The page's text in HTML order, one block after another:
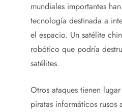
mundiales importantes
tecnología destinada a
el espacio. Un satélite
robótico que podría
satélites.
Otros ataques tienen
piratas informáticos rusos